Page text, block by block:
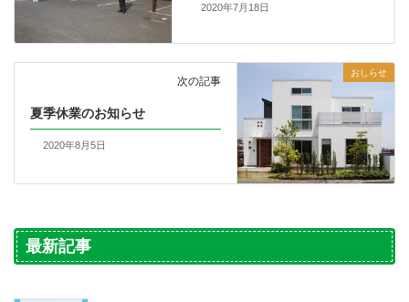
2020年7月18日
おしらせ
次の記事
夏季休業のお知らせ
2020年8月5日
最新記事